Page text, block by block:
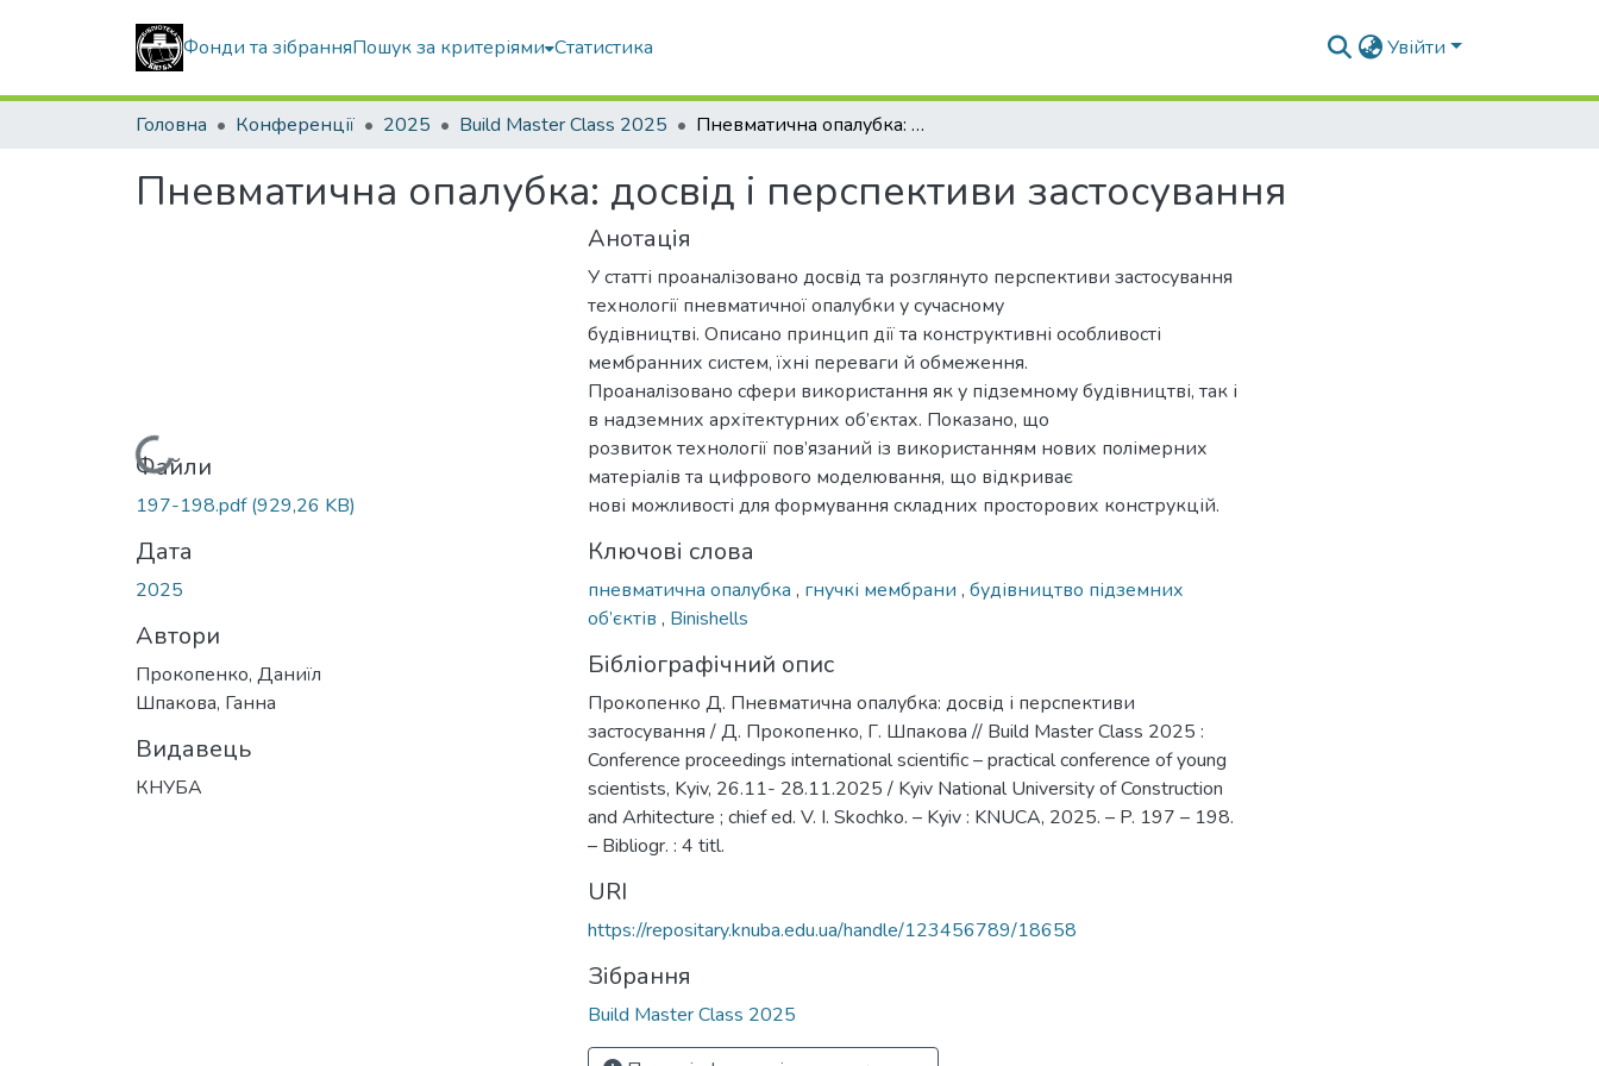
Фонди та зібранняПошук за критеріями Статистика Увійти
Головна Конференції 2025 Build Master Class 2025 Пневматична опалубка: досвід і перспективи застосування
Пневматична опалубка: досвід і перспективи застосування
Вантажиться...
Файли
197-198.pdf(929,26 KB)
Дата
2025
Автори
Прокопенко, Даниїл
Шпакова, Ганна
Видавець
КНУБА
Анотація
У статті проаналізовано досвід та розглянуто перспективи застосування
технології пневматичної опалубки у сучасному
будівництві. Описано принцип дії та конструктивні особливості
мембранних систем, їхні переваги й обмеження.
Проаналізовано сфери використання як у підземному будівництві, так і
в надземних архітектурних об’єктах. Показано, що
розвиток технології пов’язаний із використанням нових полімерних
матеріалів та цифрового моделювання, що відкриває
нові можливості для формування складних просторових конструкцій.
Ключові слова
пневматична опалубка , гнучкі мембрани , будівництво підземних
об’єктів , Binishells
Бібліографічний опис
Прокопенко Д. Пневматична опалубка: досвід і перспективи
застосування / Д. Прокопенко, Г. Шпакова // Build Master Class 2025 :
Conference proceedings international scientific – practical conference of young
scientists, Kyiv, 26.11- 28.11.2025 / Kyiv National University of Construction
and Arhitecture ; chief ed. V. I. Skochko. – Kyiv : KNUCA, 2025. – P. 197 – 198.
– Bibliogr. : 4 titl.
URI
https://repositary.knuba.edu.ua/handle/123456789/18658
Зібрання
Build Master Class 2025